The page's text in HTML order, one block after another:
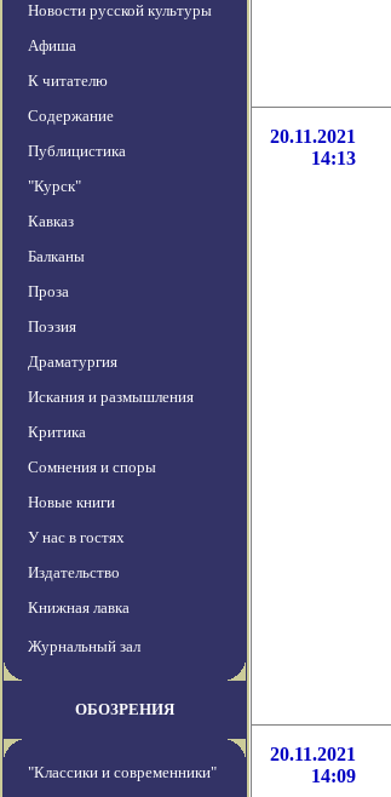
Новости русской культуры
Афиша
К читателю
Содержание
Публицистика
"Курск"
Кавказ
Балканы
Проза
Поэзия
Драматургия
Искания и размышления
Критика
Сомнения и споры
Новые книги
У нас в гостях
Издательство
Книжная лавка
Журнальный зал
ОБОЗРЕНИЯ
"Классики и современники"
20.11.2021
14:13
20.11.2021
14:09